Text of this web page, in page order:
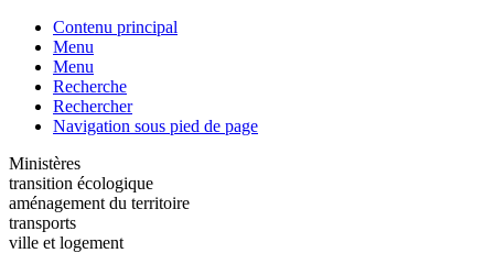
Contenu principal
Menu
Menu
Recherche
Rechercher
Navigation sous pied de page
Ministères
transition écologique
aménagement du territoire
transports
ville et logement